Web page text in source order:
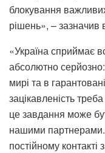
блокування
рішень», – зазначив
«Україна сприймає
абсолютно
мирі та в
зацікавленість
це завдання може
нашими
постійному